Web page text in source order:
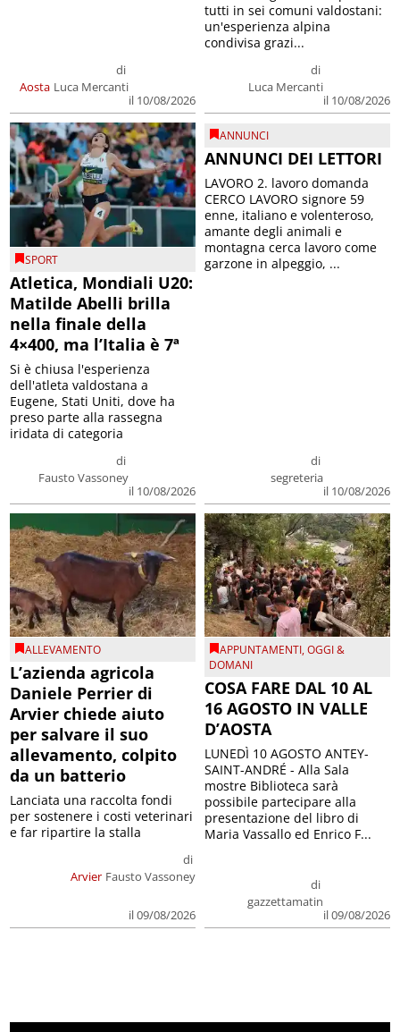
Aosta
di
Luca Mercanti
il 10/08/2026
di
Luca Mercanti
il 10/08/2026
tutti in sei comuni valdostani:
un'esperienza alpina
condivisa grazi...
SPORT
Atletica, Mondiali U20:
Matilde Abelli brilla
nella finale della
4×400, ma l’Italia è 7ª
di
Fausto Vassoney
il 10/08/2026
Si è chiusa l'esperienza
dell'atleta valdostana a
Eugene, Stati Uniti, dove ha
preso parte alla rassegna
iridata di categoria
ANNUNCI
ANNUNCI DEI LETTORI
di
segreteria
il 10/08/2026
LAVORO 2. lavoro domanda
CERCO LAVORO signore 59
enne, italiano e volenteroso,
amante degli animali e
montagna cerca lavoro come
garzone in alpeggio, ...
ALLEVAMENTO
L’azienda agricola
Daniele Perrier di
Arvier chiede aiuto
per salvare il suo
allevamento, colpito
da un batterio
Arvier
di
Fausto Vassoney
il 09/08/2026
Lanciata una raccolta fondi
per sostenere i costi veterinari
e far ripartire la stalla
APPUNTAMENTI,OGGI &
DOMANI
COSA FARE DAL 10 AL
16 AGOSTO IN VALLE
D’AOSTA
di
gazzettamatin
il 09/08/2026
LUNEDÌ 10 AGOSTO ANTEY-
SAINT-ANDRÉ - Alla Sala
mostre Biblioteca sarà
possibile partecipare alla
presentazione del libro di
Maria Vassallo ed Enrico F...